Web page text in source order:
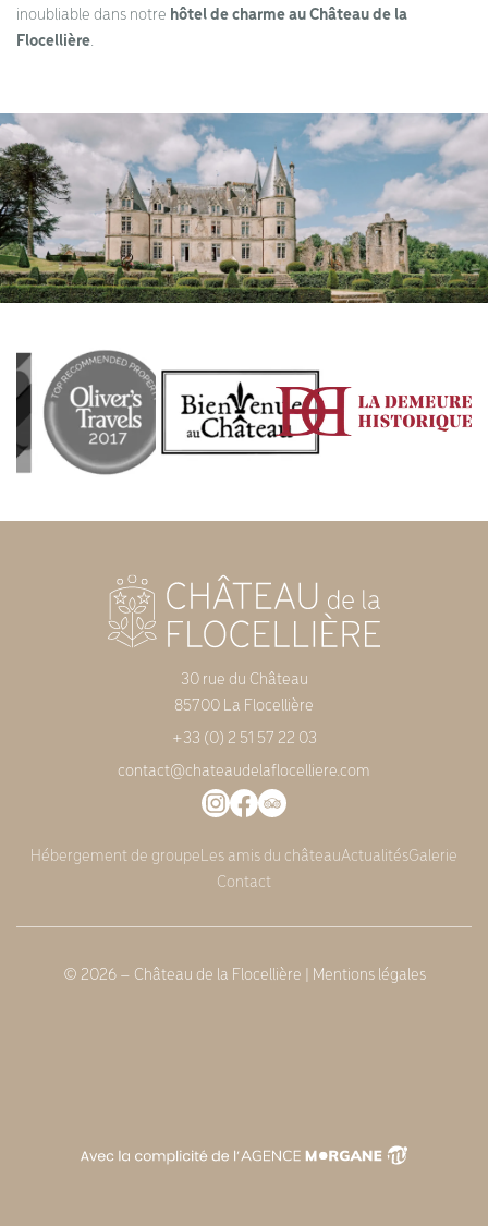
inoubliable dans notre hôtel de charme au Château de la
Flocellière.
30 rue du Château
85700 La Flocellière
+33 (0) 2 51 57 22 03
contact@chateaudelaflocelliere.com
Hébergement de groupeLes amis du châteauActualitésGalerie
Contact
© 2026 – Château de la Flocellière | Mentions légales